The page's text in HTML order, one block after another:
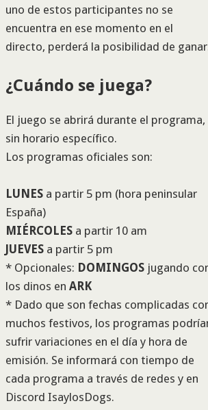
uno de estos participantes no se
encuentra en ese momento en el
directo, perderá la posibilidad de
¿Cuándo se juega?
El juego se abrirá durante el programa,
sin horario específico.
Los programas oficiales son:
LUNESa partir 5 pm (hora peninsular
España)
MIÉRCOLESa partir 10 am
JUEVESa partir 5 pm
* Opcionales: DOMINGOSjugando
los dinos en ARK
* Dado que son fechas complicadas
muchos festivos, los programas
sufrir variaciones en el día y hora de
emisión. Se informará con tiempo de
cada programa a través de redes y en
Discord IsaylosDogs.